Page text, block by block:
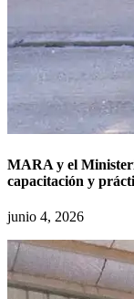
MARA y el
capacitación y
junio 4, 2026